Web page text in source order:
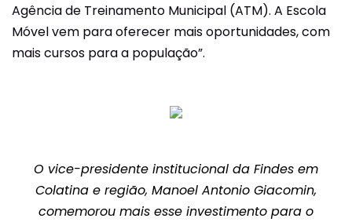
Agência de Treinamento Municipal (ATM). A Escola
Móvel vem para oferecer mais oportunidades, com
mais cursos para a população”.
O vice-presidente institucional da Findes em
Colatina e região, Manoel Antonio Giacomin,
comemorou mais esse investimento para o